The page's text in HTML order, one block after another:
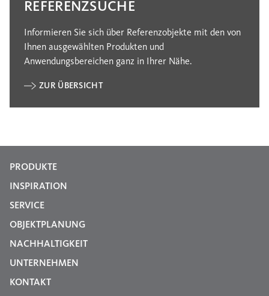
REFERENZSUCHE
Informieren Sie sich über Referenzobjekte mit den von
Ihnen ausgewählten Produkten und
Anwendungsbereichen ganz in Ihrer Nähe.
ZUR ÜBERSICHT
PRODUKTE
INSPIRATION
SERVICE
OBJEKTPLANUNG
NACHHALTIGKEIT
UNTERNEHMEN
KONTAKT